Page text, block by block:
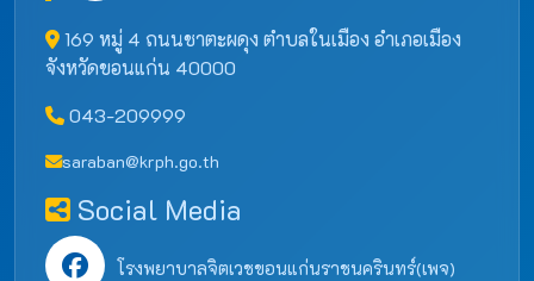
169 หมู่ 4 ถนนชาตะผดุง ตำบลในเมือง อำเภอเมือง
จังหวัดขอนแก่น 40000
043-209999
saraban@krph.go.th
Social Media
โรงพยาบาลจิตเวชขอนแก่นราชนครินทร์(เพจ)